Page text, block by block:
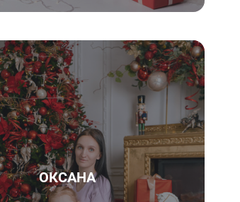
ОКСАНА